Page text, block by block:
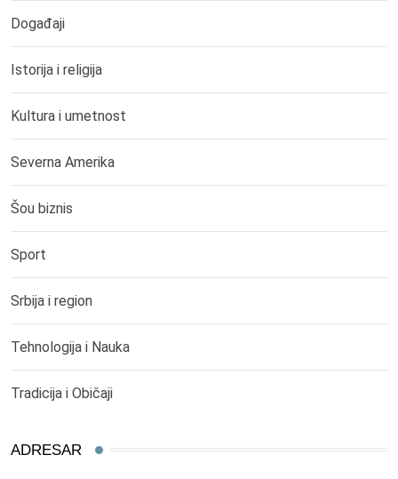
Događaji
Istorija i religija
Kultura i umetnost
Severna Amerika
Šou biznis
Sport
Srbija i region
Tehnologija i Nauka
Tradicija i Običaji
ADRESAR